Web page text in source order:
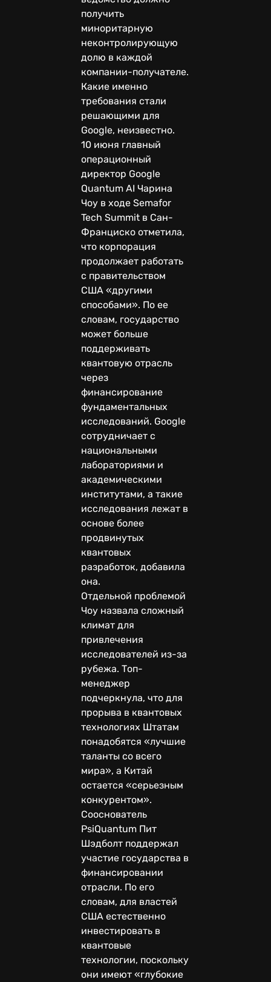
получить
миноритарную
неконтролирующую
долю в каждой
компании-получателе.
Какие именно
требования стали
решающими для
Google, неизвестно.
10 июня главный
операционный
директор Google
Quantum AI Чарина
Чоу в ходе Semafor
Tech Summit в Сан-
Франциско отметила,
что корпорация
продолжает работать
с правительством
США «другими
способами». По ее
словам, государство
может больше
поддерживать
квантовую отрасль
через
финансирование
фундаментальных
исследований. Google
сотрудничает с
национальными
лабораториями и
академическими
институтами, а такие
исследования лежат в
основе более
продвинутых
квантовых
разработок, добавила
она.
Отдельной проблемой
Чоу назвала сложный
климат для
привлечения
исследователей из-за
рубежа. Топ-
менеджер
подчеркнула, что для
прорыва в квантовых
технологиях Штатам
понадобятся «лучшие
таланты со всего
мира», а Китай
остается «серьезным
конкурентом».
Сооснователь
PsiQuantum Пит
Шэдболт поддержал
участие государства в
финансировании
отрасли. По его
словам, для властей
США естественно
инвестировать в
квантовые
технологии, поскольку
они имеют «глубокие